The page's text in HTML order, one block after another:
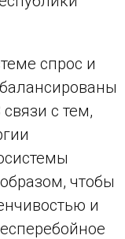
спрос и
с тем,
чтобы
и